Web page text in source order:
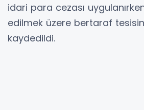
idari para cezası
edilmek üzere bertaraf
kaydedildi.